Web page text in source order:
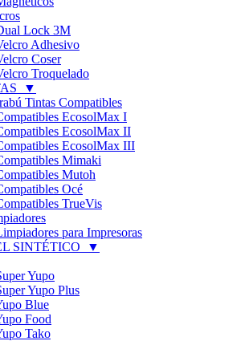
Lock 3M
Adhesivo
Coser
Troquelado
▼
Tintas Compatibles
EcosolMax I
EcosolMax II
EcosolMax III
Mimaki
Mutoh
Océ
TrueVis
para Impresoras
SINTÉTICO
▼
Yupo
Yupo Plus
Blue
Food
Tako